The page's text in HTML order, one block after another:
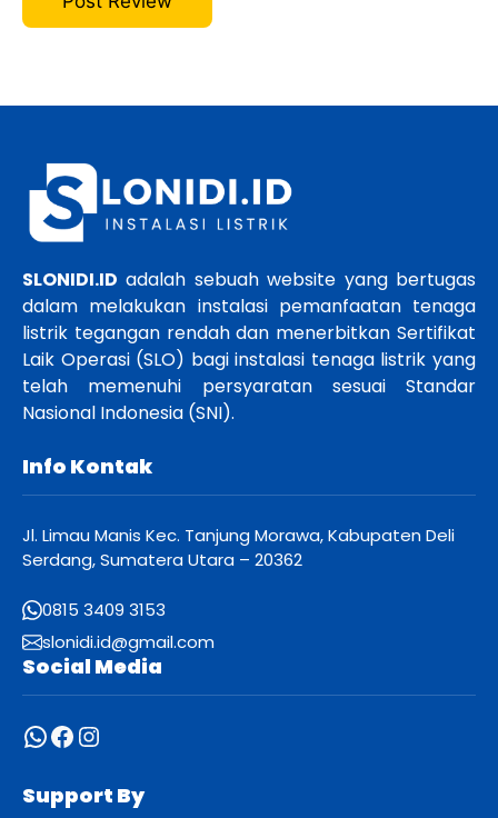
SLONIDI.ID adalah sebuah website yang bertugas
dalam melakukan instalasi pemanfaatan tenaga
listrik tegangan rendah dan menerbitkan Sertifikat
Laik Operasi (SLO) bagi instalasi tenaga listrik yang
telah memenuhi persyaratan sesuai Standar
Nasional Indonesia (SNI).
Info Kontak
Jl. Limau Manis Kec. Tanjung Morawa, Kabupaten Deli
Serdang, Sumatera Utara – 20362
0815 3409 3153
slonidi.id@gmail.com
Social Media
WhatsApp
Facebook
Instagram
Support By